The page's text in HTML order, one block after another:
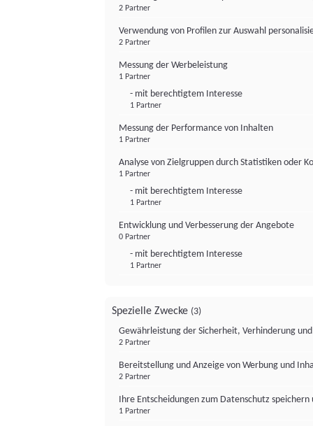
2 Partner
Verwendung von Profilen zur Auswahl
2 Partner
Messung der Werbeleistung
1 Partner
- mit berechtigtem Interesse
1 Partner
Messung der Performance von Inhalten
1 Partner
Analyse von Zielgruppen durch Statistiken oder
1 Partner
- mit berechtigtem Interesse
1 Partner
Entwicklung und Verbesserung der Angebote
0 Partner
- mit berechtigtem Interesse
1 Partner
Spezielle Zwecke (3)
Gewährleistung der Sicherheit, Verhinderung
2 Partner
Bereitstellung und Anzeige von Werbung und
2 Partner
Ihre Entscheidungen zum Datenschutz
1 Partner